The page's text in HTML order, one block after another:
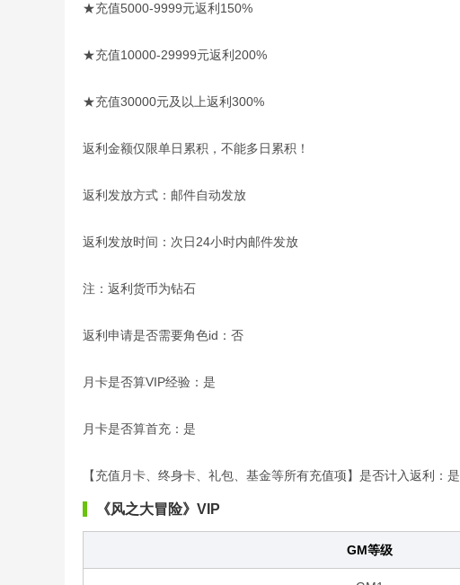
★充值5000-9999元返利150%
★充值10000-29999元返利200%
★充值30000元及以上返利300%
返利金额仅限单日累积，不能多日累积！
返利发放方式：邮件自动发放
返利发放时间：次日24小时内邮件发放
注：返利货币为钻石
返利申请是否需要角色id：否
月卡是否算VIP经验：是
月卡是否算首充：是
【充值月卡、终身卡、礼包、基金等所有充值项】是否计入返利：是
《风之大冒险》VIP
GM等级